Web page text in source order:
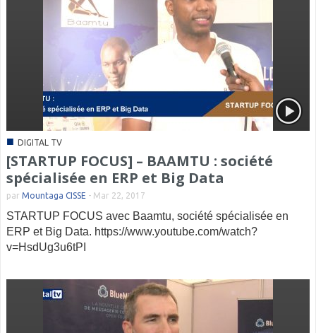
■ DIGITAL TV
[STARTUP FOCUS] – BAAMTU : société
spécialisée en ERP et Big Data
par Mountaga CISSE - Mar 22, 2017
STARTUP FOCUS avec Baamtu, société spécialisée en
ERP et Big Data. https://www.youtube.com/watch?
v=HsdUg3u6tPI